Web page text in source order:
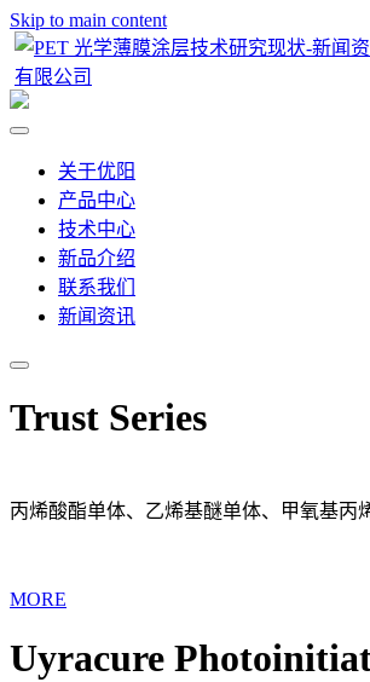
Skip to main content
关于优阳
产品中心
技术中心
新品介绍
联系我们
新闻资讯
Trust Series
丙烯酸酯单体、乙烯基醚单体、甲氧基丙
MORE
Uyracure